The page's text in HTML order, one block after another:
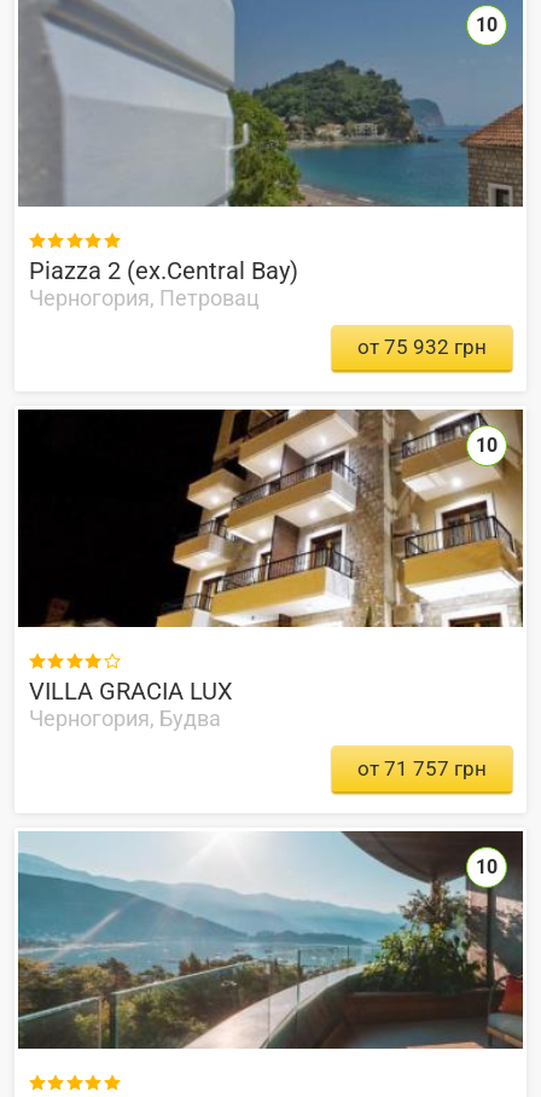

Piazza 2 (ex.Central Bay)
Черногория, Петровац
10
от 75 932 грн

VILLA GRACIA LUX
Черногория, Будва
10
от 71 757 грн

10